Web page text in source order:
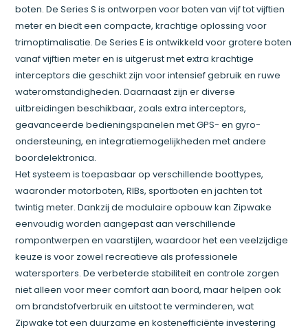
boten. De Series S is ontworpen voor boten van vijf tot vijftien
meter en biedt een compacte, krachtige oplossing voor
trimoptimalisatie. De Series E is ontwikkeld voor grotere boten
vanaf vijftien meter en is uitgerust met extra krachtige
interceptors die geschikt zijn voor intensief gebruik en ruwe
wateromstandigheden. Daarnaast zijn er diverse
uitbreidingen beschikbaar, zoals extra interceptors,
geavanceerde bedieningspanelen met GPS- en gyro-
ondersteuning, en integratiemogelijkheden met andere
boordelektronica.
Het systeem is toepasbaar op verschillende boottypes,
waaronder motorboten, RIBs, sportboten en jachten tot
twintig meter. Dankzij de modulaire opbouw kan Zipwake
eenvoudig worden aangepast aan verschillende
rompontwerpen en vaarstijlen, waardoor het een veelzijdige
keuze is voor zowel recreatieve als professionele
watersporters. De verbeterde stabiliteit en controle zorgen
niet alleen voor meer comfort aan boord, maar helpen ook
om brandstofverbruik en uitstoot te verminderen, wat
Zipwake tot een duurzame en kostenefficiënte investering